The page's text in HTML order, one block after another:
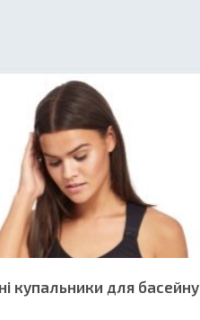
купальники для басейну